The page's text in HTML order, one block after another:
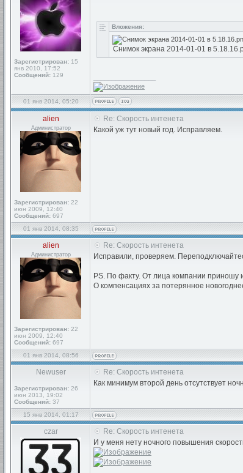
Зарегистрирован: 15
янв 2010, 17:52
Сообщений: 129
Вложения:
Снимок экрана 2014-01-01 в
01 янв 2014, 05:20
alien
Администратор
Зарегистрирован: 22
июн 2009, 12:40
Сообщений: 697
Re: Скорость интенета
Какой уж тут новый год. Исправляем.
01 янв 2014, 08:35
alien
Администратор
Зарегистрирован: 22
июн 2009, 12:40
Сообщений: 697
Re: Скорость интенета
Исправили, проверяем.
PS. По факту. От лица компании приношу
О компенсациях за потерянное
01 янв 2014, 08:56
Newuser
Зарегистрирован: 26
июн 2013, 19:02
Сообщений: 37
Re: Скорость интенета
Как минимум второй день отсутствует
15 янв 2014, 01:17
czar
Re: Скорость интенета
И у меня нету ночного повышения